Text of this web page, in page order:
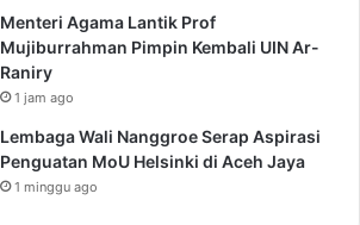
Menteri Agama Lantik Prof
Mujiburrahman Pimpin Kembali UIN Ar-
Raniry
1 jam ago
Lembaga Wali Nanggroe Serap Aspirasi
Penguatan MoU Helsinki di Aceh Jaya
1 minggu ago